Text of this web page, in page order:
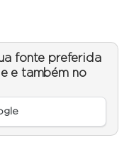
fonte preferida
e também no